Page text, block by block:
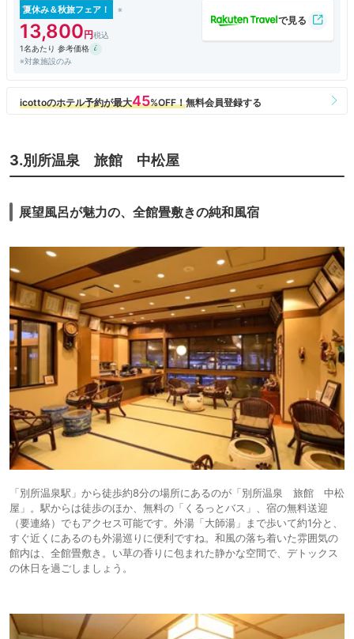
方が車を駐車場にまわされます
２，３台バッティングしたので 余りにせかされて車の中に宿で必要なも
のを忘れました
チェックインをして お部屋に案内されて 案内の方は部屋に連れていく
だけの担当のようで 係の者が来るので お部屋でお待ちくださいとのこ
の塔」の時間が・・・と思い フロントに電話して 夕食の希望時間をい
さて ホテルの評価だが お湯の泉質はいい 食事も工夫はされている
だが 料金に見合ったサービスだったとは言い難いかな
夏休み＆秋旅フェア！
13,800
1名あたり 参考価格
※対象施設のみ
3.別所温泉 旅館 中松屋
展望風呂が魅力の、全館畳敷きの純和風宿
「別所温泉駅」から徒歩約8分の場所にあるのが「別所温泉 旅館 中松
屋」。駅からは徒歩のほか、無料の「くるっとバス」、宿の無料送迎
（要連絡）でもアクセス可能です。外湯「大師湯」まで歩いて約1分と、
すぐ近くにあるのも外湯巡りに便利ですね。和風の落ち着いた雰囲気の
館内は、全館畳敷き。い草の香りに包まれた静かな空間で、デトックス
の休日を過ごしましょう。